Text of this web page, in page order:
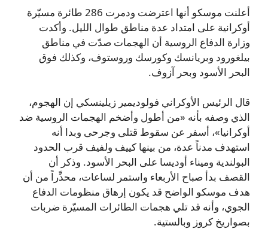
أعلنت موسكو أنها اعترضت ودمرت 286 طائرة مسيّرة
أوكرانية على امتداد عدة مناطق طوال الليل. وأكدت
وزارة الدفاع الروسية أن الهجمات صدّت في مناطق
بيلغورود وبريانسك وكورسك وروستوف، وكذلك فوق
البحر الأسود وبحر آزوف.
قال الرئيس الأوكراني فولوديمير زيلينسكي إن الهجوم،
الذي وصفه بأنه «من أطول وأضخم الهجمات الروسية ضد
أوكرانيا»، أسفر عن سقوط قتلى وجرحى وبدا أنه
استهدف مدناً عدة، من بينها كييف ولفيف قرب الحدود
البولندية وميناء أوديسا على البحر الأسود. وذكر أن
القصف بدأ صباح الأربعاء واستمر لساعات، محذِّراً من أن
هدف موسكو الواضح قد يكون إرهاق منظومات الدفاع
الجوي، وأنه قد تلي هجمات الطائرات المسيّرة ضربات
بصواريخ كروز وبالستية.